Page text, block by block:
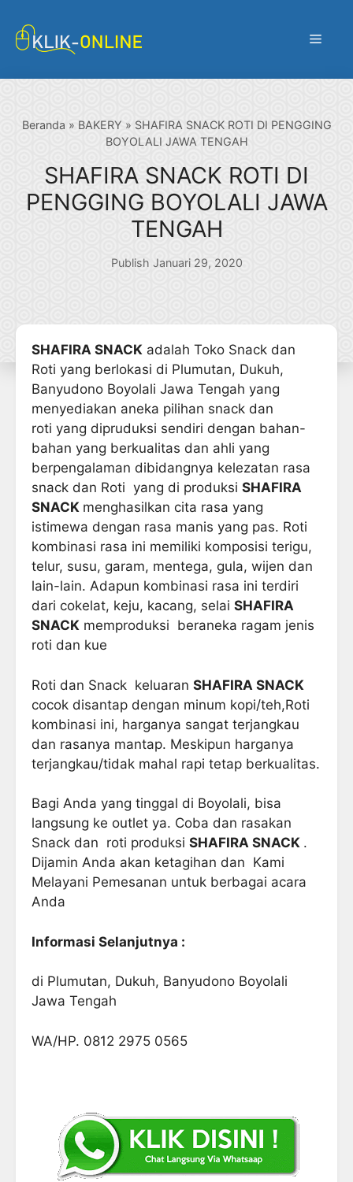
Menu
Beranda » BAKERY » SHAFIRA SNACK ROTI DI PENGGING
BOYOLALI JAWA TENGAH
SHAFIRA SNACK ROTI DI
PENGGING BOYOLALI JAWA
TENGAH
Publish Januari 29, 2020
SHAFIRA SNACK adalah Toko Snack dan
Roti yang berlokasi di Plumutan, Dukuh,
Banyudono Boyolali Jawa Tengah yang
menyediakan aneka pilihan snack dan
roti yang dipruduksi sendiri dengan bahan-
bahan yang berkualitas dan ahli yang
berpengalaman dibidangnya kelezatan rasa
snack dan Roti yang di produksi SHAFIRA
SNACK menghasilkan cita rasa yang
istimewa dengan rasa manis yang pas. Roti
kombinasi rasa ini memiliki komposisi terigu,
telur, susu, garam, mentega, gula, wijen dan
lain-lain. Adapun kombinasi rasa ini terdiri
dari cokelat, keju, kacang, selai SHAFIRA
SNACK memproduksi beraneka ragam jenis
roti dan kue
Roti dan Snack keluaran SHAFIRA SNACK
cocok disantap dengan minum kopi/teh,Roti
kombinasi ini, harganya sangat terjangkau
dan rasanya mantap. Meskipun harganya
terjangkau/tidak mahal rapi tetap berkualitas.
Bagi Anda yang tinggal di Boyolali, bisa
langsung ke outlet ya. Coba dan rasakan
Snack dan roti produksi SHAFIRA SNACK .
Dijamin Anda akan ketagihan dan Kami
Melayani Pemesanan untuk berbagai acara
Anda
Informasi Selanjutnya :
di Plumutan, Dukuh, Banyudono Boyolali
Jawa Tengah
WA/HP. 0812 2975 0565